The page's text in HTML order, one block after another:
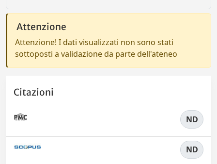
Attenzione
Attenzione! I dati visualizzati non sono stati
sottoposti a validazione da parte dell'ateneo
Citazioni
ND
ND